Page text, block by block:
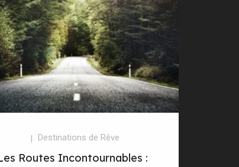
Destinations de Rêve
Routes Incontournables :